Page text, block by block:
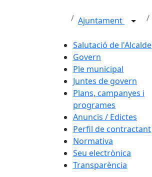
Ajuntament
Salutació de l'Alcalde
Govern
Ple municipal
Juntes de govern
Plans, campanyes i
programes
Anuncis / Edictes
Perfil de contractant
Normativa
Seu electrònica
Transparència